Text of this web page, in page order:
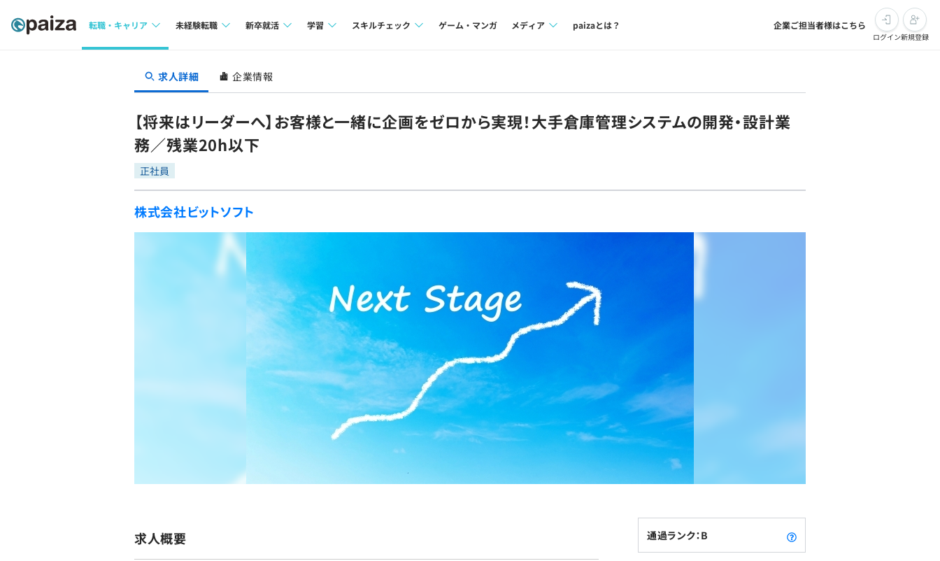
転職・キャリア
転職成功ガイド
未経験転職
求人検索
転職成功ガイド
新卒就活
本選考
インターン
学習
4択課題
リファレンス
学校向けプラン
契約内容・クーポン
スキルチェック
評価結果一覧
ゲーム・マンガ メディア
note
paizaとは？ 企業ご担当者様はこちら
ログイン新規登録
求人詳細 企業情報
【将来はリーダーへ】お客様と一緒に企画をゼロから実現！大手倉庫管理システムの開発・設計業
務／残業20h以下
正社員
株式会社ビットソフト
求人概要 通過ランク：B